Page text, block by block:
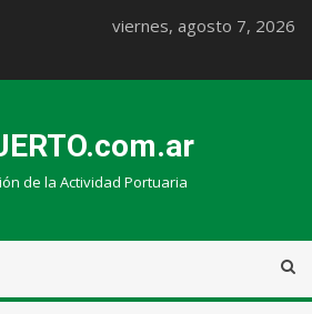
viernes, agosto 7, 2026
de la Actividad Portuaria